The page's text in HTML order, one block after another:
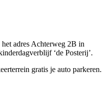
adres Achterweg 2B in
‘de Posterij’.
gratis je auto parkeren.